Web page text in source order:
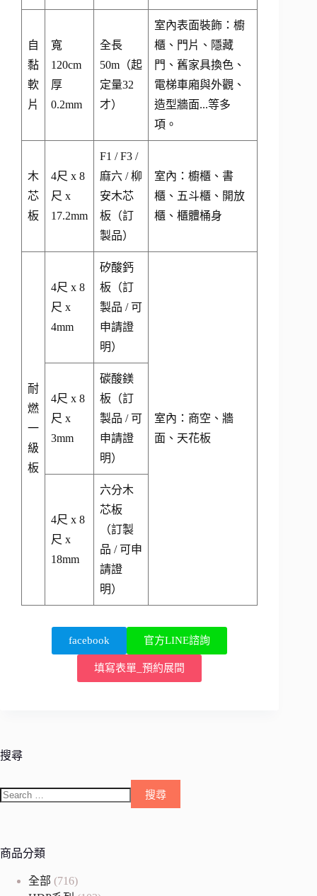
自
黏
軟
片
寬
120cm
厚
0.2mm
全長
50m（起
定量32
才）
室內表面裝飾：櫥
櫃、門片、隱藏
門、舊家具換色、
電梯車廂與外觀、
造型牆面...等多
項。
木
芯
板
4尺 x 8
尺 x
17.2mm
F1 / F3 /
麻六 / 柳
安木芯
板（訂
製品）
室內：櫥櫃、書
櫃、五斗櫃、開放
櫃、櫃體桶身
耐
燃
一
級
板
4尺 x 8
尺 x
4mm
矽酸鈣
板（訂
製品 / 可
申請證
明）
室內：商空、牆
面、天花板
4尺 x 8
尺 x
3mm
碳酸鎂
板（訂
製品 / 可
申請證
明）
4尺 x 8
尺 x
18mm
六分木
芯板
（訂製
品 / 可申
請證
明）
facebook 官方LINE諮詢
填寫表單_預約展間
搜尋
商品分類
全部 (716)